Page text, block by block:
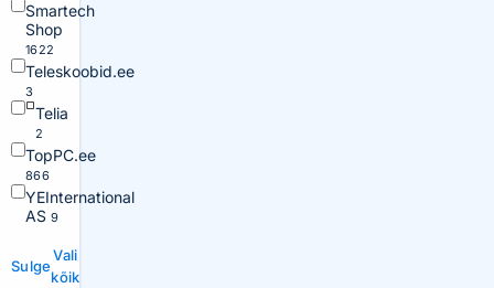
Smartech
Shop
1622
Teleskoobid.ee
3
Telia
2
TopPC.ee
866
YEInternational
AS 9
Sulge
Vali
kõik